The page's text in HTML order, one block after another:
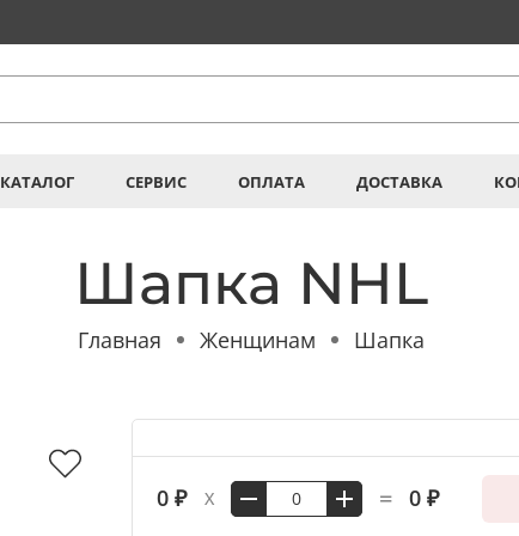
КАТАЛОГ СЕРВИС ОПЛАТА ДОСТАВКА
Шапка NHL
Главная Женщинам Шапка
0 ₽ X = 0 ₽